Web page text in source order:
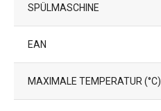
SPÜLMASCHINE
EAN
MAXIMALE TEMPERATUR (°C)